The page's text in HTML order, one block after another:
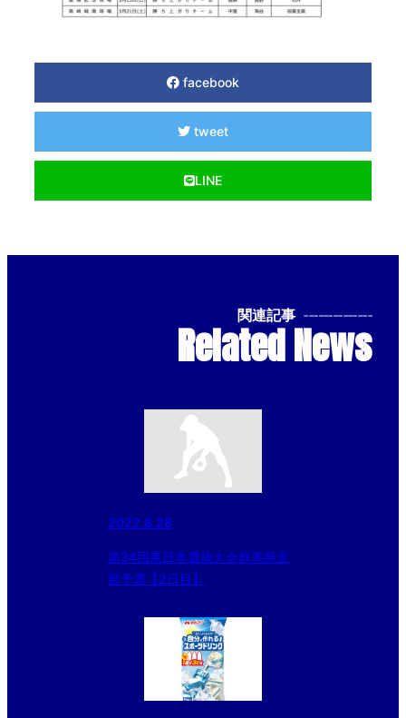
facebook
tweet
LINE
関連記事 --------------
Related News
2022.8.28
第34回東日本選抜大会群馬県支
部予選【2日目】